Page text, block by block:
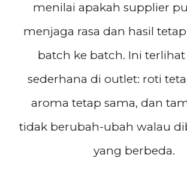
menilai apakah supplier
menjaga rasa dan hasil
batch ke batch. Ini
sederhana di outlet: roti
aroma tetap sama, dan
tidak berubah-ubah walau
yang berbeda.